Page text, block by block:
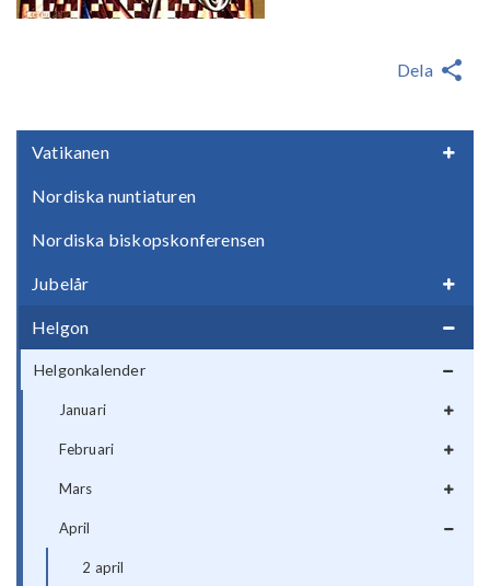
Vatikanen
Nordiska nuntiaturen
Nordiska biskopskonferensen
Jubelår
Helgon
Helgonkalender
Januari
Februari
Mars
April
2 april
Dela